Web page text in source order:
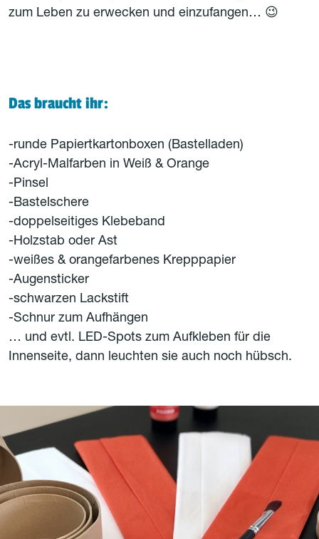
zum Leben zu erwecken und einzufangen… 😉
Das braucht ihr:
-runde Papiertkartonboxen (Bastelladen)
-Acryl-Malfarben in Weiß & Orange
-Pinsel
-Bastelschere
-doppelseitiges Klebeband
-Holzstab oder Ast
-weißes & orangefarbenes Krepppapier
-Augensticker
-schwarzen Lackstift
-Schnur zum Aufhängen
… und evtl. LED-Spots zum Aufkleben für die
Innenseite, dann leuchten sie auch noch hübsch.